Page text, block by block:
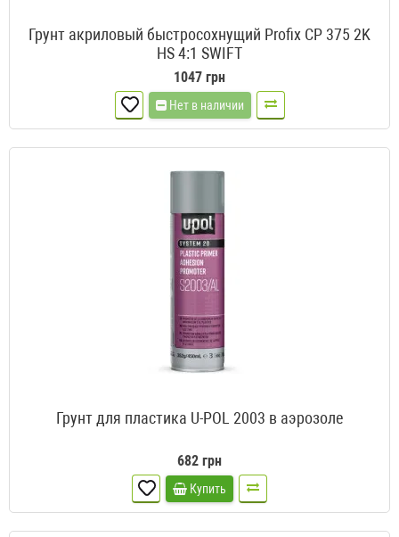
Грунт акриловый быстросохнущий Profix CP 375 2K
HS 4:1 SWIFT
1047 грн
Нет в наличии
Грунт для пластика U-POL 2003 в аэрозоле
682 грн
Купить